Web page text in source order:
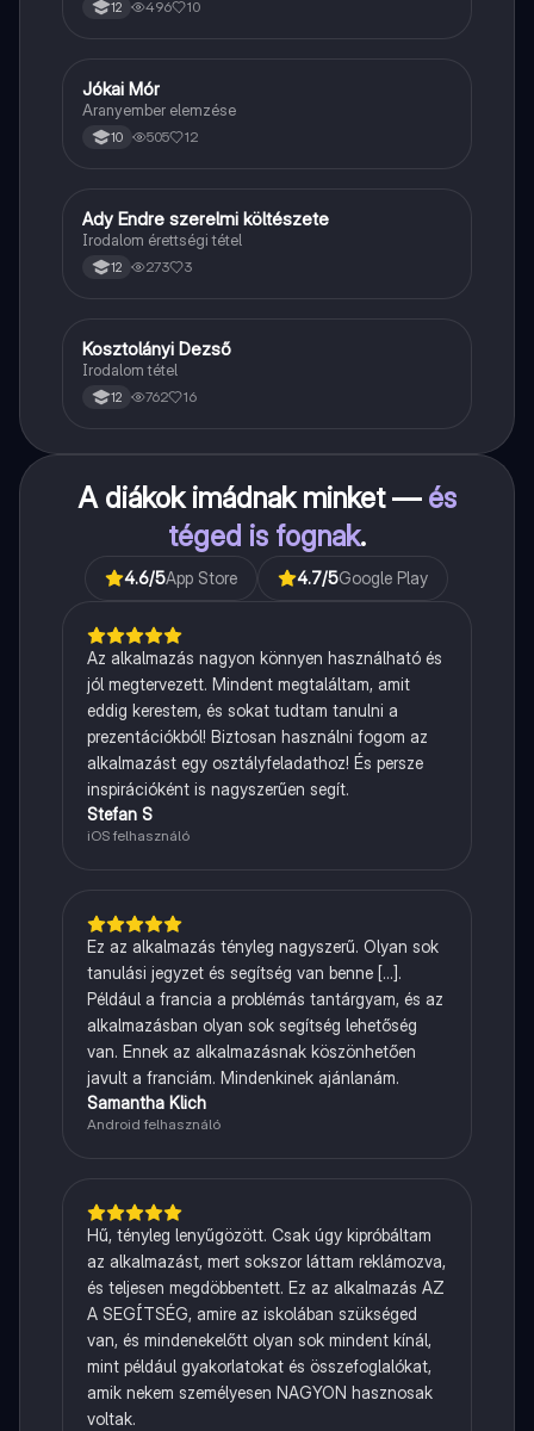
12 496 10
Magyar
Jókai Mór
Aranyember elemzése
10 505 12
Magyar
Ady Endre szerelmi költészete
Irodalom érettségi tétel
12 273 3
Magyar
Kosztolányi Dezső
Irodalom tétel
12 762 16
A diákok imádnak minket — és
téged is fognak.
4.6/5App Store 4.7/5Google Play
Az alkalmazás nagyon könnyen használható és
jól megtervezett. Mindent megtaláltam, amit
eddig kerestem, és sokat tudtam tanulni a
prezentációkból! Biztosan használni fogom az
alkalmazást egy osztályfeladathoz! És persze
inspirációként is nagyszerűen segít.
Stefan S
iOS felhasználó
Ez az alkalmazás tényleg nagyszerű. Olyan sok
tanulási jegyzet és segítség van benne [...].
Például a francia a problémás tantárgyam, és az
alkalmazásban olyan sok segítség lehetőség
van. Ennek az alkalmazásnak köszönhetően
javult a franciám. Mindenkinek ajánlanám.
Samantha Klich
Android felhasználó
Hű, tényleg lenyűgözött. Csak úgy kipróbáltam
az alkalmazást, mert sokszor láttam reklámozva,
és teljesen megdöbbentett. Ez az alkalmazás AZ
A SEGÍTSÉG, amire az iskolában szükséged
van, és mindenekelőtt olyan sok mindent kínál,
mint például gyakorlatokat és összefoglalókat,
amik nekem személyesen NAGYON hasznosak
voltak.